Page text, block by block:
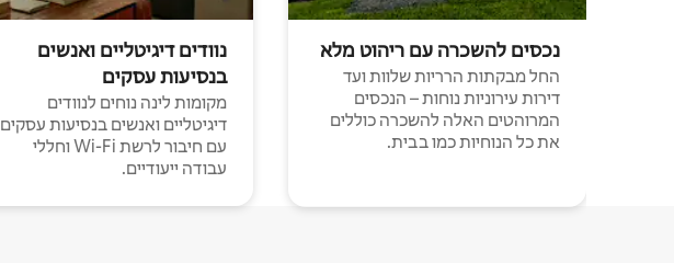
נכסים להשכרה עם ריהוט מלא
החל מבקתות הרריות שלוות ועד
דירות עירוניות נוחות – הנכסים
המרוהטים האלה להשכרה כוללים
את כל הנוחיות כמו בבית.
נוודים דיגיטליים ואנשים
בנסיעות עסקים
מקומות לינה נוחים לנוודים
דיגיטליים ואנשים בנסיעות עסקים
עם חיבור לרשת Wi-Fi וחללי
עבודה ייעודיים.